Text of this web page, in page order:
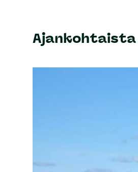
Ajankohtaista